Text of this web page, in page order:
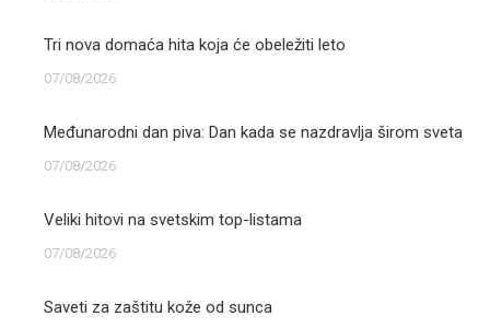
Tri nova domaća hita koja će obeležiti leto
07/08/2026
Međunarodni dan piva: Dan kada se nazdravlja širom sveta
07/08/2026
Veliki hitovi na svetskim top-listama
07/08/2026
Saveti za zaštitu kože od sunca